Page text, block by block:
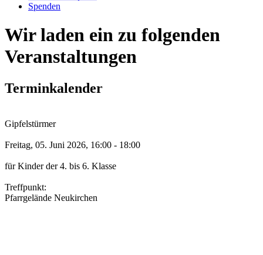
Spenden
Wir laden ein zu folgenden
Veranstaltungen
Terminkalender
Gipfelstürmer
Freitag, 05. Juni 2026, 16:00 - 18:00
für Kinder der 4. bis 6. Klasse
Treffpunkt:
Pfarrgelände Neukirchen